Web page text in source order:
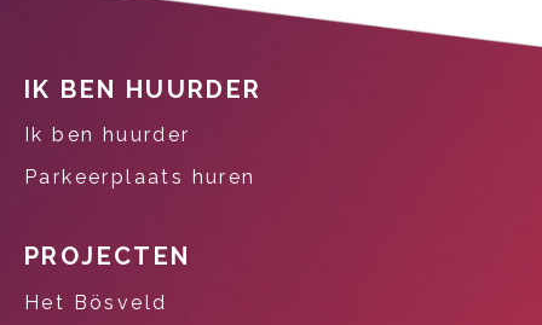
Contactinformatie
IK BEN HUURDER
Ik ben huurder
Parkeerplaats huren
PROJECTEN
Het Bösveld